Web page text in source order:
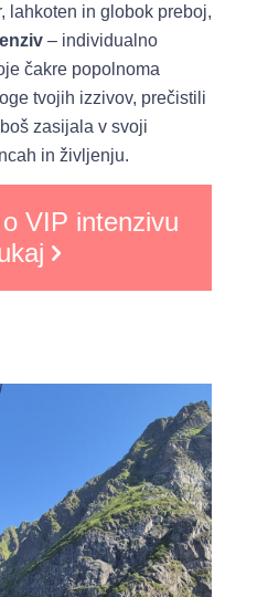
lahkoten in globok preboj,
– individualno
čakre popolnoma
tvojih izzivov, prečistili
zasijala v svoji
in življenju.
VIP intenzivu